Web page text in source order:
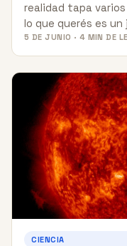
realidad tapa
lo que querés es
5 DE JUNIO · 4 MIN DE
CIENCIA